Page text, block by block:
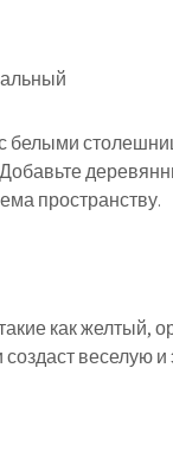
пространству.
как желтый,
веселую